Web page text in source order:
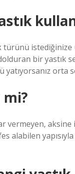
türünü
bir yastık
yatıyorsanız
mi?
vermeyen,
alabilen